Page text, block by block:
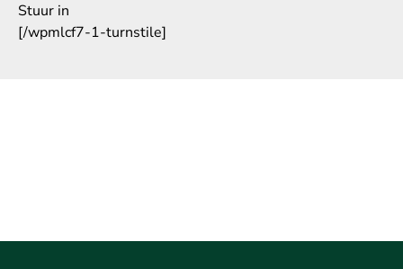
Stuur in
[/wpmlcf7-1-turnstile]